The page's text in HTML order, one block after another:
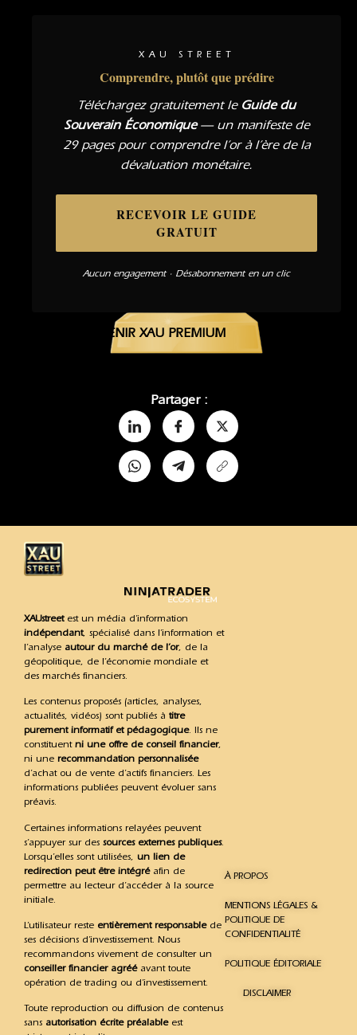
XAU STREET
Comprendre, plutôt que prédire
Téléchargez gratuitement le Guide du
Souverain Économique— un manifeste de
29 pages pour comprendre l’or à l’ère de la
dévaluation monétaire.
RECEVOIR LE GUIDE
GRATUIT
Aucun engagement · Désabonnement en un clic
DEVENIR XAU PREMIUM
Partager :
XAUstreetest un média d’information
indépendant, spécialisé dans l’information et
l’analyse autour du marché de l’or, de la
géopolitique, de l’économie mondiale et
des marchés financiers.
Les contenus proposés (articles, analyses,
actualités, vidéos) sont publiés à titre
purement informatif et pédagogique. Ils ne
constituent ni une offre de conseil financier,
ni une recommandation personnalisée
d’achat ou de vente d’actifs financiers. Les
informations publiées peuvent évoluer sans
préavis.
Certaines informations relayées peuvent
s’appuyer sur des sources externes publiques.
Lorsqu’elles sont utilisées, un lien de
redirection peut être intégréafin de
permettre au lecteur d’accéder à la source
initiale.
L’utilisateur reste entièrement responsablede
ses décisions d’investissement. Nous
recommandons vivement de consulter un
conseiller financier agrééavant toute
opération de trading ou d’investissement.
Toute reproduction ou diffusion de contenus
sans autorisation écrite préalableest
À PROPOS
MENTIONS LÉGALES &
POLITIQUE DE
CONFIDENTIALITÉ
POLITIQUE ÉDITORIALE
DISCLAIMER